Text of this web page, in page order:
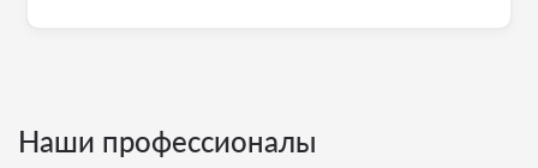
Наши профессионалы